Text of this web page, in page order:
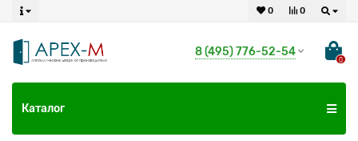
0
0
8 (495) 776-52-54
0
Каталог